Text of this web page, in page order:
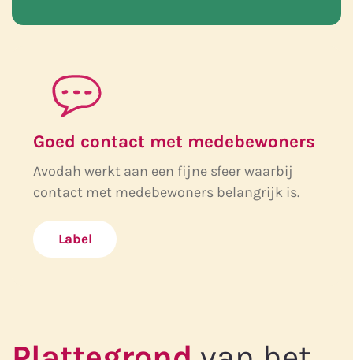
Goed contact met medebewoners
Avodah werkt aan een fijne sfeer waarbij
contact met medebewoners belangrijk is.
Label